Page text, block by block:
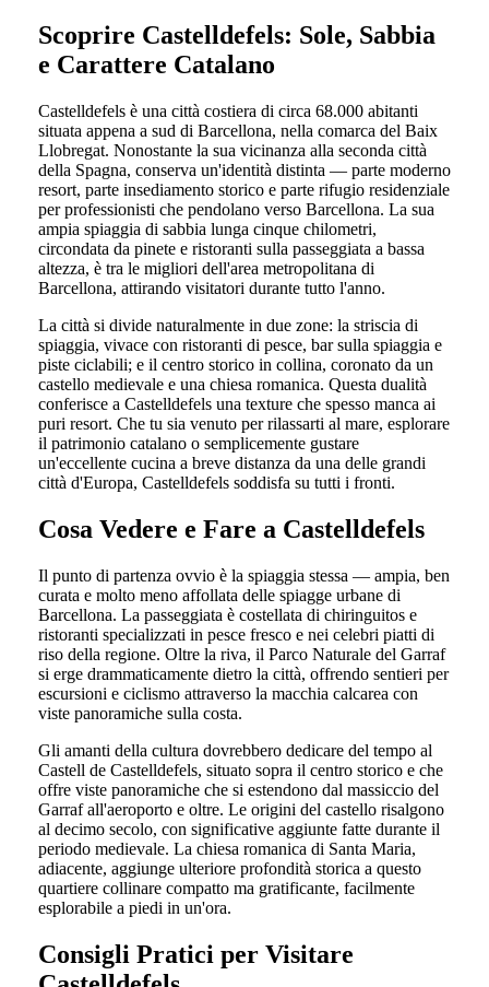
Scoprire Castelldefels: Sole, Sabbia
e Carattere Catalano
Castelldefels è una città costiera di circa 68.000 abitanti
situata appena a sud di Barcellona, nella comarca del Baix
Llobregat. Nonostante la sua vicinanza alla seconda città
della Spagna, conserva un'identità distinta — parte moderno
resort, parte insediamento storico e parte rifugio residenziale
per professionisti che pendolano verso Barcellona. La sua
ampia spiaggia di sabbia lunga cinque chilometri,
circondata da pinete e ristoranti sulla passeggiata a bassa
altezza, è tra le migliori dell'area metropolitana di
Barcellona, attirando visitatori durante tutto l'anno.
La città si divide naturalmente in due zone: la striscia di
spiaggia, vivace con ristoranti di pesce, bar sulla spiaggia e
piste ciclabili; e il centro storico in collina, coronato da un
castello medievale e una chiesa romanica. Questa dualità
conferisce a Castelldefels una texture che spesso manca ai
puri resort. Che tu sia venuto per rilassarti al mare, esplorare
il patrimonio catalano o semplicemente gustare
un'eccellente cucina a breve distanza da una delle grandi
città d'Europa, Castelldefels soddisfa su tutti i fronti.
Cosa Vedere e Fare a Castelldefels
Il punto di partenza ovvio è la spiaggia stessa — ampia, ben
curata e molto meno affollata delle spiagge urbane di
Barcellona. La passeggiata è costellata di chiringuitos e
ristoranti specializzati in pesce fresco e nei celebri piatti di
riso della regione. Oltre la riva, il Parco Naturale del Garraf
si erge drammaticamente dietro la città, offrendo sentieri per
escursioni e ciclismo attraverso la macchia calcarea con
viste panoramiche sulla costa.
Gli amanti della cultura dovrebbero dedicare del tempo al
Castell de Castelldefels, situato sopra il centro storico e che
offre viste panoramiche che si estendono dal massiccio del
Garraf all'aeroporto e oltre. Le origini del castello risalgono
al decimo secolo, con significative aggiunte fatte durante il
periodo medievale. La chiesa romanica di Santa Maria,
adiacente, aggiunge ulteriore profondità storica a questo
quartiere collinare compatto ma gratificante, facilmente
esplorabile a piedi in un'ora.
Consigli Pratici per Visitare